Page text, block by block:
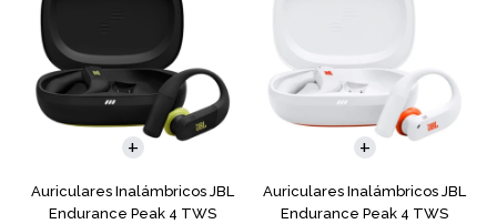
Auriculares Inalámbricos JBL
Endurance Peak 4 TWS
Auriculares Inalámbricos JBL
Endurance Peak 4 TWS